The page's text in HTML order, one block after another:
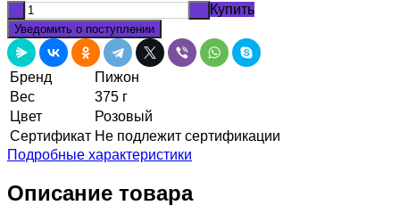
Купить
Уведомить о поступлении
Бренд
Пижон
Вес
375 г
Цвет
Розовый
Сертификат Не подлежит сертификации
Подробные характеристики
Описание товара